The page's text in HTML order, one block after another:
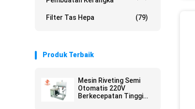
Filter Tas Hepa (79)
Produk Terbaik
Mesin Riveting Semi
Otomatis 220V
Berkecepatan Tinggi